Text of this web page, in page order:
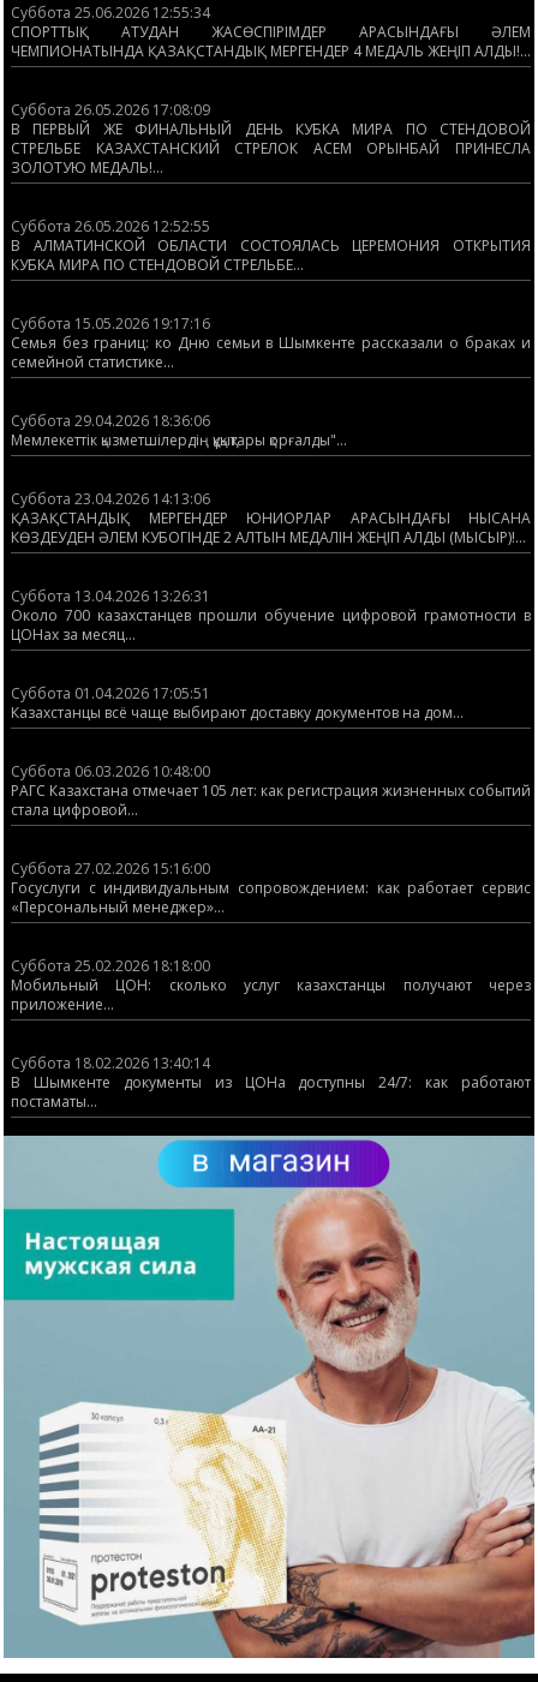
Суббота 25.06.2026 12:55:34
СПОРТТЫҚ АТУДАН ЖАСӨСПІРІМДЕР АРАСЫНДАҒЫ ӘЛЕМ
ЧЕМПИОНАТЫНДА ҚАЗАҚСТАНДЫҚ МЕРГЕНДЕР 4 МЕДАЛЬ ЖЕҢІП АЛДЫ!...
Суббота 26.05.2026 17:08:09
В ПЕРВЫЙ ЖЕ ФИНАЛЬНЫЙ ДЕНЬ КУБКА МИРА ПО СТЕНДОВОЙ
СТРЕЛЬБЕ КАЗАХСТАНСКИЙ СТРЕЛОК АСЕМ ОРЫНБАЙ ПРИНЕСЛА
ЗОЛОТУЮ МЕДАЛЬ!...
Суббота 26.05.2026 12:52:55
В АЛМАТИНСКОЙ ОБЛАСТИ СОСТОЯЛАСЬ ЦЕРЕМОНИЯ ОТКРЫТИЯ
КУБКА МИРА ПО СТЕНДОВОЙ СТРЕЛЬБЕ...
Суббота 15.05.2026 19:17:16
Семья без границ: ко Дню семьи в Шымкенте рассказали о браках и
семейной статистике...
Суббота 29.04.2026 18:36:06
Мемлекеттік қызметшілердің құқықтары қорғалды"...
Суббота 23.04.2026 14:13:06
ҚАЗАҚСТАНДЫҚ МЕРГЕНДЕР ЮНИОРЛАР АРАСЫНДАҒЫ НЫСАНА
КӨЗДЕУДЕН ӘЛЕМ КУБОГІНДЕ 2 АЛТЫН МЕДАЛІН ЖЕҢІП АЛДЫ (МЫСЫР)!...
Суббота 13.04.2026 13:26:31
Около 700 казахстанцев прошли обучение цифровой грамотности в
ЦОНах за месяц...
Суббота 01.04.2026 17:05:51
Казахстанцы всё чаще выбирают доставку документов на дом...
Суббота 06.03.2026 10:48:00
РАГС Казахстана отмечает 105 лет: как регистрация жизненных событий
стала цифровой...
Суббота 27.02.2026 15:16:00
Госуслуги с индивидуальным сопровождением: как работает сервис
«Персональный менеджер»...
Суббота 25.02.2026 18:18:00
Мобильный ЦОН: сколько услуг казахстанцы получают через
приложение...
Суббота 18.02.2026 13:40:14
В Шымкенте документы из ЦОНа доступны 24/7: как работают
постаматы...